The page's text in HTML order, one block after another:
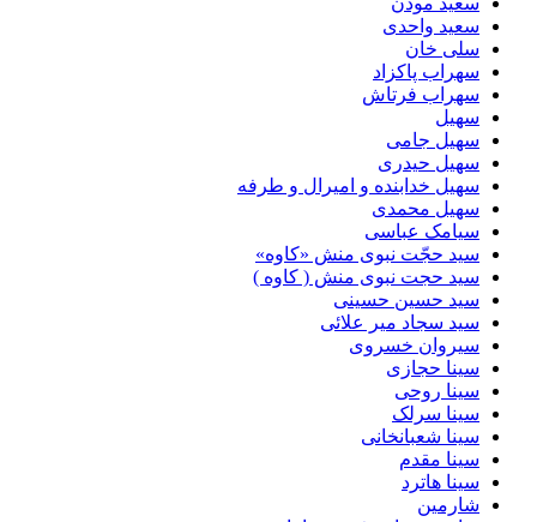
سعید واحدی
سلی خان
سهراب پاکزاد
سهراب فرتاش
سهیل
سهیل جامی
سهیل حیدری
سهیل خدابنده و امیرال و طرفه
سهیل محمدی
سیامک عباسی
سید حجّت نبوی منش «کاوه»
سید حجت نبوی منش ( کاوه )
سید حسین حسینى
سید سجاد میر علائی
سیروان خسروی
سینا حجازی
سینا روحی
سینا سرلک
سینا شعبانخانی
سینا مقدم
سینا هاترد
شارمین